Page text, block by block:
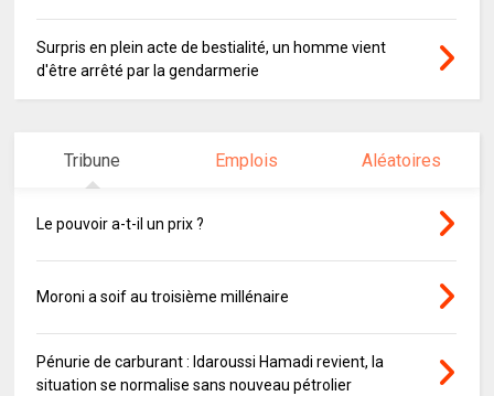
Surpris en plein acte de bestialité, un homme vient
d'être arrêté par la gendarmerie
Tribune Emplois Aléatoires
Le pouvoir a-t-il un prix ?
Moroni a soif au troisième millénaire
Pénurie de carburant : Idaroussi Hamadi revient, la
situation se normalise sans nouveau pétrolier